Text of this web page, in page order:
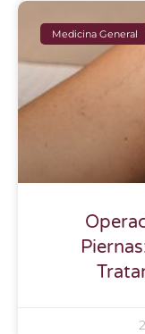
Medicina General